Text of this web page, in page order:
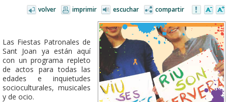
volver imprimir escuchar compartir
Las Fiestas Patronales de
Sant Joan ya están aquí
con un programa repleto
de actos para todas las
edades e inquietudes
socioculturales, musicales
y de ocio.